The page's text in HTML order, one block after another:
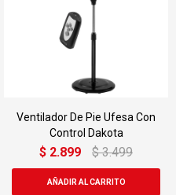
Ventilador De Pie Ufesa Con
Control Dakota
$ 2.899 $ 3.499